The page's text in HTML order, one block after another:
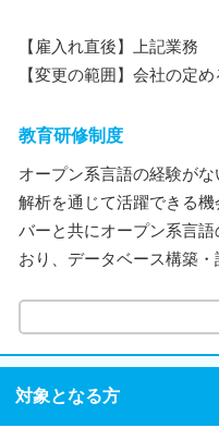
【雇入れ直後】上記業務
【変更の範囲】会社の定
教育研修制度
オープン系言語の経験が
解析を通じて活躍できる
バーと共にオープン系言
おり、データベース構築・
対象となる方